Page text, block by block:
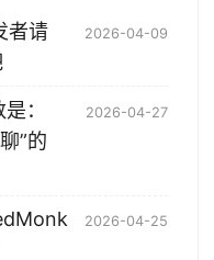
者请
2026-04-09
：
”的
2026-04-27
2026-04-25